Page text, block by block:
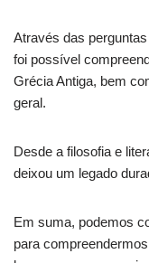
Através das
foi possível
Grécia Antiga, bem
geral.
Desde a filosofia e
deixou um legado
Em suma, podemos
para